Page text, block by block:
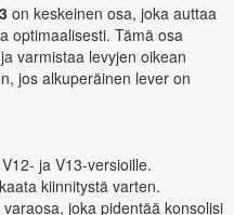
on keskeinen osa, joka auttaa
optimaalisesti. Tämä osa
varmistaa levyjen oikean
jos alkuperäinen lever on
ja V13-versioille.
kiinnitystä varten.
joka pidentää konsolisi